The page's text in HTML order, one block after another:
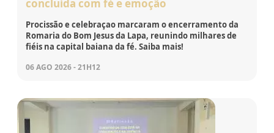
concluída com fé e emoção
Procissão e celebraçao marcaram o encerramento da
Romaria do Bom Jesus da Lapa, reunindo milhares de
fiéis na capital baiana da fé. Saiba mais!
06 AGO 2026 - 21H12